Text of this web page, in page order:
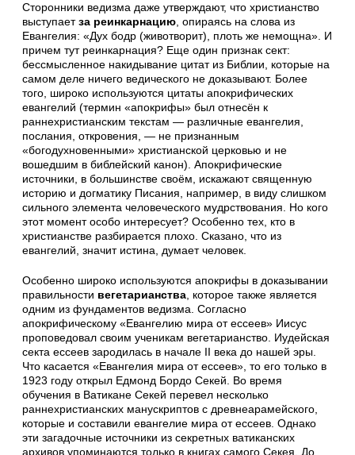
Сторонники ведизма даже утверждают, что христианство
выступаетза реинкарнацию, опираясь на слова из
Евангелия: «Дух бодр (животворит), плоть же немощна». И
причем тут реинкарнация? Еще один признак сект:
бессмысленное накидывание цитат из Библии, которые на
самом деле ничего ведического не доказывают. Более
того, широко используются цитаты апокрифических
евангелий (термин «апокрифы» был отнесён к
раннехристианским текстам — различные евангелия,
послания, откровения, — не признанным
«богодухновенными» христианской церковью и не
вошедшим в библейский канон). Апокрифические
источники, в большинстве своём, искажают священную
историю и догматику Писания, например, в виду слишком
сильного элемента человеческого мудрствования. Но кого
этот момент особо интересует? Особенно тех, кто в
христианстве разбирается плохо. Сказано, что из
евангелий, значит истина, думает человек.
Особенно широко используются апокрифы в доказывании
правильности вегетарианства, которое также является
одним из фундаментов ведизма. Согласно
апокрифическому «Евангелию мира от ессеев» Иисус
проповедовал своим ученикам вегетарианство. Иудейская
секта ессеев зародилась в начале II века до нашей эры.
Что касается «Евангелия мира от ессеев», то его только в
1923 году открыл Едмонд Бордо Секей. Во время
обучения в Ватикане Секей перевел несколько
раннехристианских манускриптов с древнеарамейского,
которые и составили евангелие мира от ессеев. Однако
эти загадочные источники из секретных ватиканских
архивов упоминаются только в книгах самого Секея. До